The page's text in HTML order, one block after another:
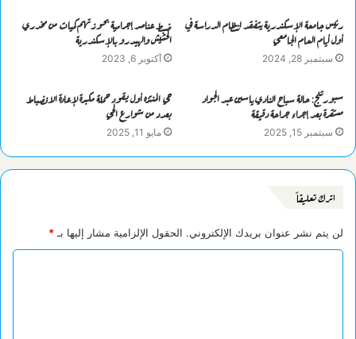
رئيس جامعة الإسكندرية يتفقد انتظام الدراسة في
أول أيام العام الجامعي
سبتمبر 28, 2024
ضبط عناصر إجرامية بحوزتهم كميات من مخدري
الحشيش والهيدرو بالإسكندرية
أكتوبر 6, 2023
سبورتنج: حالة سباح النادي ياسين عبد الجواد
مستقرة بعد إجراء جراحة دقيقة
سبتمبر 15, 2025
حي المنتزه أول يقود حملة مكبرة لإعادة الانضباط
بعدد من شوارع الحي
مايو 11, 2025
اترك تعليقاً
لن يتم نشر عنوان بريدك الإلكتروني. الحقول الإلزامية مشار إليها بـ *